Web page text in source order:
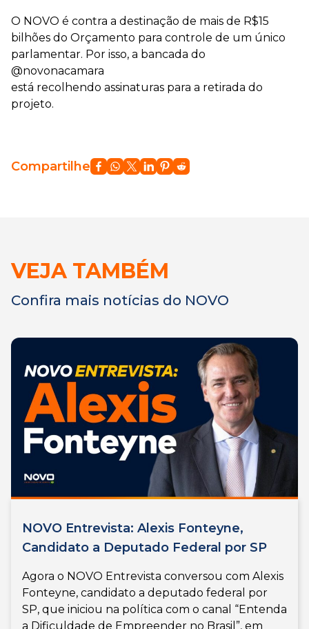
O NOVO é contra a destinação de mais de R$15
bilhões do Orçamento para controle de um único
parlamentar. Por isso, a bancada do
@novonacamara
está recolhendo assinaturas para a retirada do
projeto.
Compartilhe
VEJA TAMBÉM
Confira mais notícias do NOVO
NOVO Entrevista: Alexis Fonteyne,
Candidato a Deputado Federal por SP
Agora o NOVO Entrevista conversou com Alexis
Fonteyne, candidato a deputado federal por
SP, que iniciou na política com o canal “Entenda
a Dificuldade de Empreender no Brasil”, em